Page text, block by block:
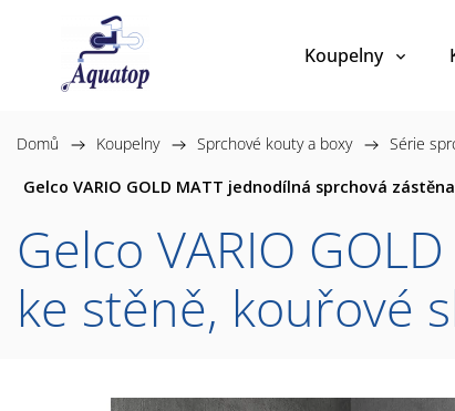
Koupelny
Domů / Koupelny / Sprchové kouty a boxy / Série
Gelco VARIO GOLD MATT jednodílná sprchová
Gelco VARIO
ke stěně, kouřové